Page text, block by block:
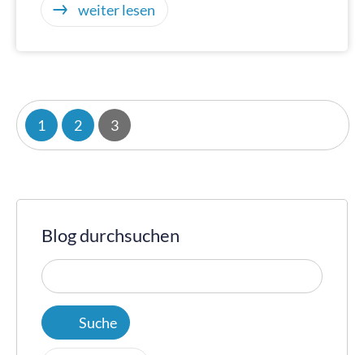
weiter lesen
1 2 3
Blog durchsuchen